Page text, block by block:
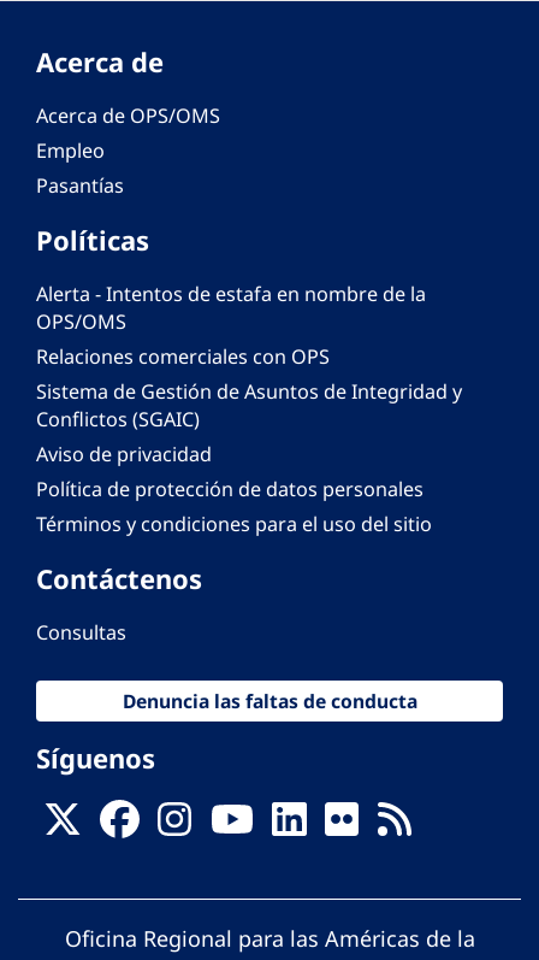
Acerca de
Acerca de OPS/OMS
Empleo
Pasantías
Políticas
Alerta - Intentos de estafa en nombre de la
OPS/OMS
Relaciones comerciales con OPS
Sistema de Gestión de Asuntos de Integridad y
Conflictos (SGAIC)
Aviso de privacidad
Política de protección de datos personales
Términos y condiciones para el uso del sitio
Contáctenos
Consultas
Denuncia las faltas de conducta
Síguenos
Oficina Regional para las Américas de la